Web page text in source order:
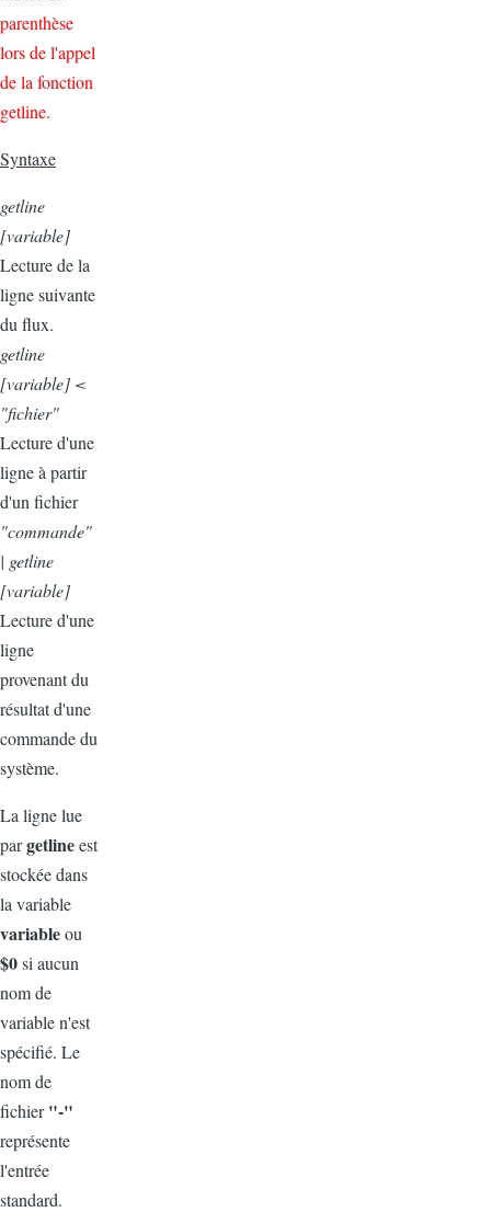
parenthèse
lors de l'appel
de la fonction
getline.
Syntaxe
getline
[variable]
Lecture de la
ligne suivante
du flux.
getline
[variable] <
"fichier"
Lecture d'une
ligne à partir
d'un fichier
"commande"
| getline
[variable]
Lecture d'une
ligne
provenant du
résultat d'une
commande du
système.
La ligne lue
pargetlineest
stockée dans
la variable
variableou
$0si aucun
nom de
variable n'est
spécifié. Le
nom de
fichier"-"
représente
l'entrée
standard.